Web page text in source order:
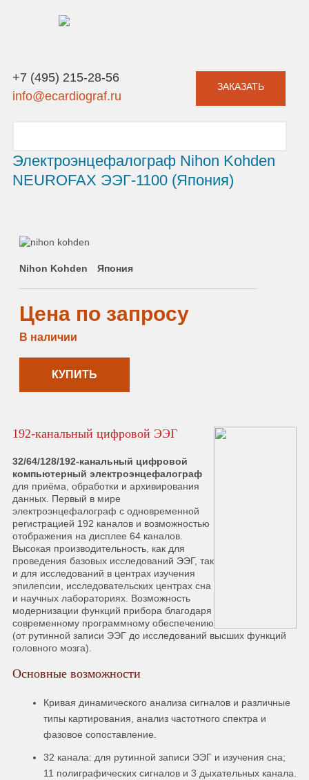
+7 (495) 215-28-56
info@ecardiograf.ru
ЗАКАЗАТЬ
Электроэнцефалограф Nihon Kohden
NEUROFAX ЭЭГ-1100 (Япония)
Nihon Kohden Япония
Цена по запросу
В наличии
КУПИТЬ
192-канальный цифровой ЭЭГ
32/64/128/192-канальный цифровой
компьютерный электроэнцефалограф
для приёма, обработки и архивирования
данных. Первый в мире
электроэнцефалограф с одновременной
регистрацией 192 каналов и возможностью
отображения на дисплее 64 каналов.
Высокая производительность, как для
проведения базовых исследований ЭЭГ, так
и для исследований в центрах изучения
эпилепсии, исследовательских центрах сна
и научных лабораториях. Возможность
модернизации функций прибора благодаря
современному программному обеспечению
(от рутинной записи ЭЭГ до исследований высших функций
головного мозга).
Основные возможности
Кривая динамического анализа сигналов и различные
типы картирования, анализ частотного спектра и
фазовое сопоставление.
32 канала: для рутинной записи ЭЭГ и изучения сна;
11 полиграфических сигналов и 3 дыхательных канала.